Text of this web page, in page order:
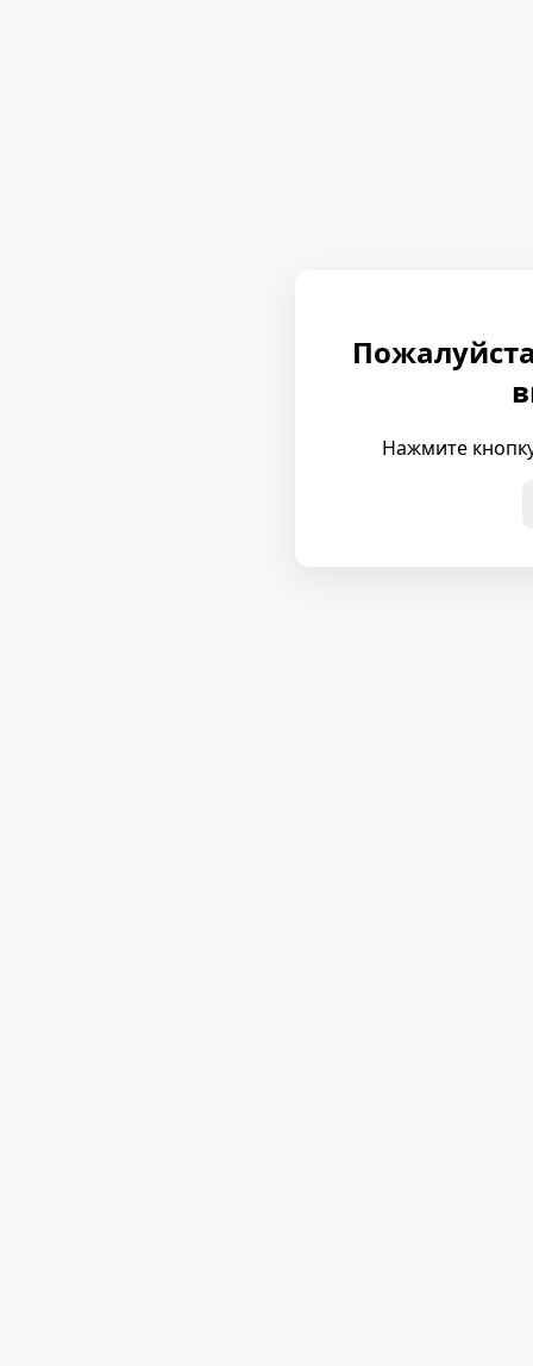
Нажмите